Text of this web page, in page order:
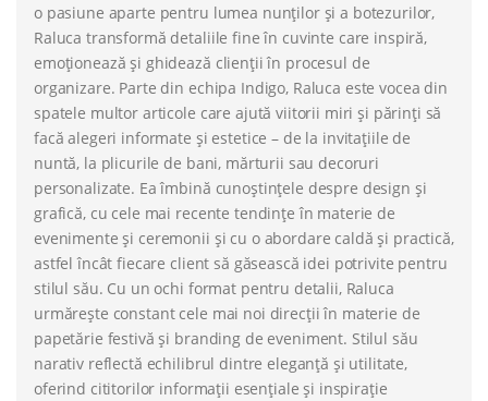
o pasiune aparte pentru lumea nunților și a botezurilor,
Raluca transformă detaliile fine în cuvinte care inspiră,
emoționează și ghidează clienții în procesul de
organizare. Parte din echipa Indigo, Raluca este vocea din
spatele multor articole care ajută viitorii miri și părinți să
facă alegeri informate și estetice – de la invitațiile de
nuntă, la plicurile de bani, mărturii sau decoruri
personalizate. Ea îmbină cunoștințele despre design și
grafică, cu cele mai recente tendințe în materie de
evenimente și ceremonii și cu o abordare caldă și practică,
astfel încât fiecare client să găsească idei potrivite pentru
stilul său. Cu un ochi format pentru detalii, Raluca
urmărește constant cele mai noi direcții în materie de
papetărie festivă și branding de eveniment. Stilul său
narativ reflectă echilibrul dintre eleganță și utilitate,
oferind cititorilor informații esențiale și inspirație